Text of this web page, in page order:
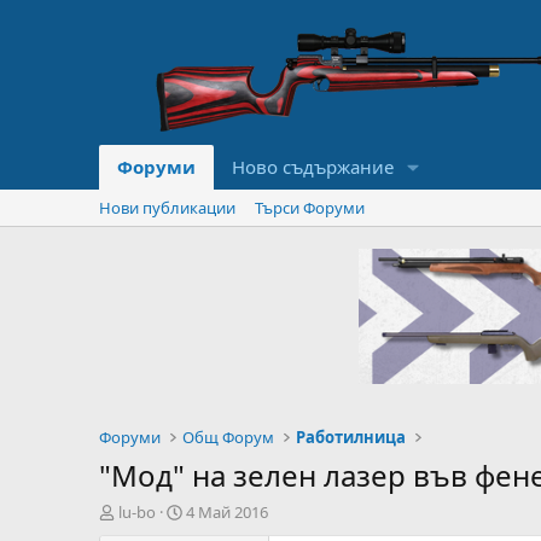
Форуми Ново съдържание
Нови публикации Търси Форуми
Форуми Общ Форум Работилница
"Мод" на зелен лазер във
А
lu-bo
Н
4 Май 2016